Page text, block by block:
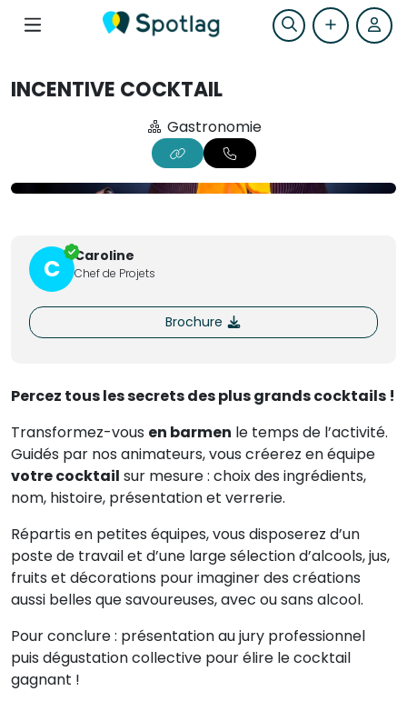
INCENTIVE COCKTAIL
Gastronomie
C Caroline
Chef de Projets
Brochure
Percez tous les secrets des plus grands cocktails !
Transformez-vous en barmen le temps de l’activité.
Guidés par nos animateurs, vous créerez en équipe
votre cocktail sur mesure : choix des ingrédients,
nom, histoire, présentation et verrerie.
Répartis en petites équipes, vous disposerez d’un
poste de travail et d’une large sélection d’alcools, jus,
fruits et décorations pour imaginer des créations
aussi belles que savoureuses, avec ou sans alcool.
Pour conclure : présentation au jury professionnel
puis dégustation collective pour élire le cocktail
gagnant !